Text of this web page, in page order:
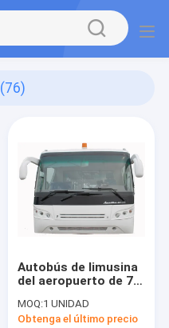
(76)
Autobús de limusina
del aeropuerto de 77
puertas de abertura
dobles neumáticas
MOQ:1 UNIDAD
Obtenga el último precio